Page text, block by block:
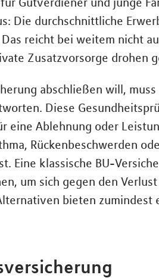
Die durchschnittliche
reicht bei weitem nicht
Zusatzvorsorge drohen
abschließen will,
Diese
eine Ablehnung oder
Rückenbeschwerden
Eine klassische BU-
um sich gegen den
bieten zumindest